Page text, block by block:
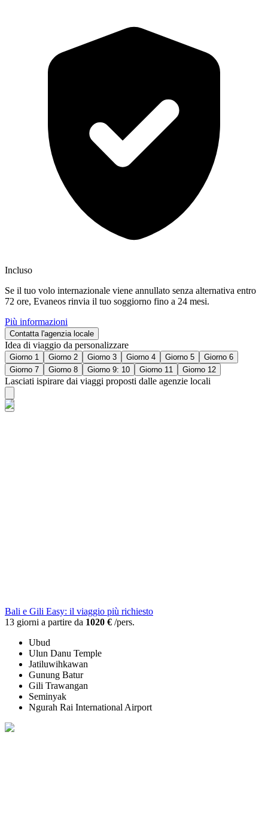
Incluso
Se il tuo volo internazionale viene annullato senza alternativa entro
72 ore, Evaneos rinvia il tuo soggiorno fino a 24 mesi.
Più informazioni
Contatta l'agenzia locale
Idea di viaggio da personalizzare
Giorno 1 Giorno 2 Giorno 3 Giorno 4 Giorno 5
Giorno 6
Giorno 7
Giorno 8 Giorno 9: 10 Giorno 11 Giorno 12
Lasciati ispirare dai viaggi proposti dalle agenzie locali
Bali e Gili Easy: il viaggio più richiesto
13 giorni a partire da 1020 € /pers.
Ubud
Ulun Danu Temple
Jatiluwihkawan
Gunung Batur
Gili Trawangan
Seminyak
Ngurah Rai International Airport